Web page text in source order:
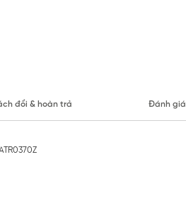
đổi & hoàn trả Đánh giá